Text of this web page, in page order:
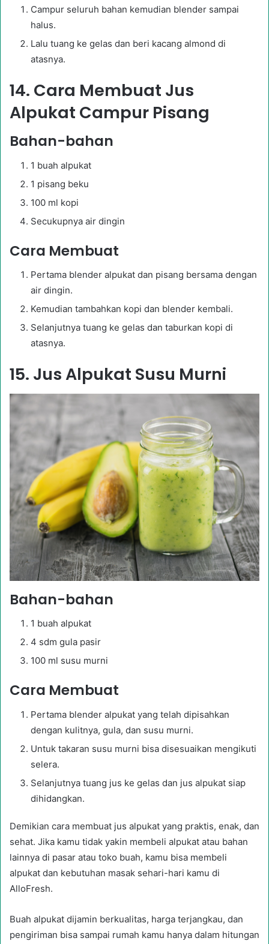
Campur seluruh bahan kemudian blender sampai
halus.
Lalu tuang ke gelas dan beri kacang almond di
atasnya.
14. Cara Membuat Jus
Alpukat Campur Pisang
Bahan-bahan
1 buah alpukat
1 pisang beku
100 ml kopi
Secukupnya air dingin
Cara Membuat
Pertama blender alpukat dan pisang bersama dengan
air dingin.
Kemudian tambahkan kopi dan blender kembali.
Selanjutnya tuang ke gelas dan taburkan kopi di
atasnya.
15. Jus Alpukat Susu Murni
Bahan-bahan
1 buah alpukat
4 sdm gula pasir
100 ml susu murni
Cara Membuat
Pertama blender alpukat yang telah dipisahkan
dengan kulitnya, gula, dan susu murni.
Untuk takaran susu murni bisa disesuaikan mengikuti
selera.
Selanjutnya tuang jus ke gelas dan jus alpukat siap
dihidangkan.
Demikian cara membuat jus alpukat yang praktis, enak, dan
sehat. Jika kamu tidak yakin membeli alpukat atau bahan
lainnya di pasar atau toko buah, kamu bisa membeli
alpukat dan kebutuhan masak sehari-hari kamu di
AlloFresh.
Buah alpukat dijamin berkualitas, harga terjangkau, dan
pengiriman bisa sampai rumah kamu hanya dalam hitungan